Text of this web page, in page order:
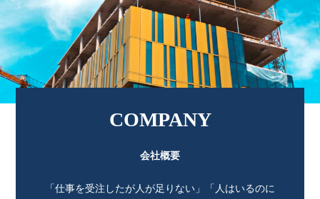
COMPANY
会社概要
「仕事を受注したが人が足りない」「人はいるのに